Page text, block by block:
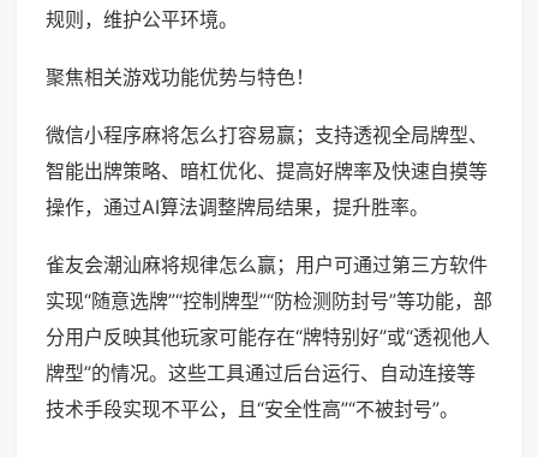
规则，维护公平环境。
聚焦相关游戏功能优势与特色！
微信小程序麻将怎么打容易赢；支持透视全局牌型、
智能出牌策略、暗杠优化、提高好牌率及快速自摸等
操作，通过AI算法调整牌局结果，提升胜率。
雀友会潮汕麻将规律怎么赢；用户可通过第三方软件
实现“随意选牌”“控制牌型”“防检测防封号”等功能，部
分用户反映其他玩家可能存在“牌特别好”或“透视他人
牌型”的情况。这些工具通过后台运行、自动连接等
技术手段实现不平公，且“安全性高”“不被封号”。